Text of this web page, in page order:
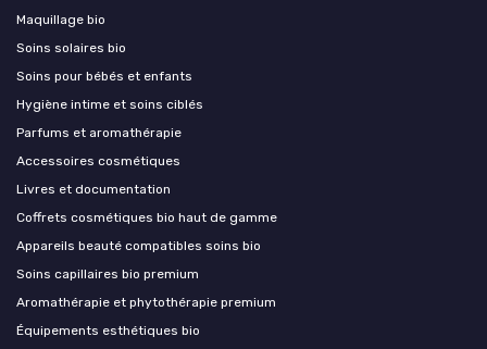
Maquillage bio
Soins solaires bio
Soins pour bébés et enfants
Hygiène intime et soins ciblés
Parfums et aromathérapie
Accessoires cosmétiques
Livres et documentation
Coffrets cosmétiques bio haut de gamme
Appareils beauté compatibles soins bio
Soins capillaires bio premium
Aromathérapie et phytothérapie premium
Équipements esthétiques bio